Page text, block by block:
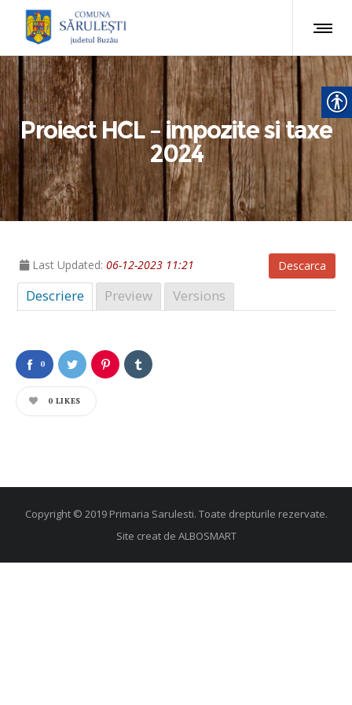
Proiect HCL – impozite si taxe
2024
Descarca
Last Updated: 06-12-2023 11:21
Descriere Preview Versions
0
0 LIKES
Copyright © 2019 Primaria Sarulesti. Toate drepturile rezervate.
Site creat de ALBOSMART